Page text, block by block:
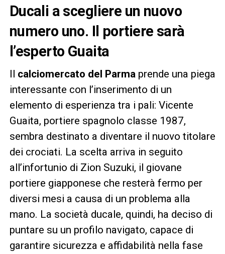
Ducali a scegliere un nuovo
numero uno. Il portiere sarà
l’esperto Guaita
Il calciomercato del Parma prende una piega
interessante con l’inserimento di un
elemento di esperienza tra i pali: Vicente
Guaita, portiere spagnolo classe 1987,
sembra destinato a diventare il nuovo titolare
dei crociati. La scelta arriva in seguito
all’infortunio di Zion Suzuki, il giovane
portiere giapponese che resterà fermo per
diversi mesi a causa di un problema alla
mano. La società ducale, quindi, ha deciso di
puntare su un profilo navigato, capace di
garantire sicurezza e affidabilità nella fase